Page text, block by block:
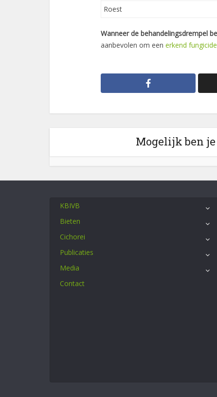
Roest
Wanneer de behandelingsdrempel
aanbevolen om een erkend
Mogelijk ben
KBIVB
Bieten
Cichorei
Publicaties
Media
Contact